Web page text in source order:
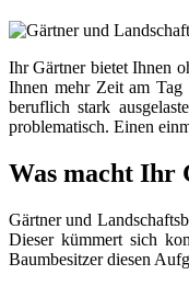
Ihr Gärtner bietet Ihnen
Ihnen mehr Zeit am
beruflich stark
problematisch. Einen
Was macht Ihr
Gärtner und
Dieser kümmert sich
Baumbesitzer diesen